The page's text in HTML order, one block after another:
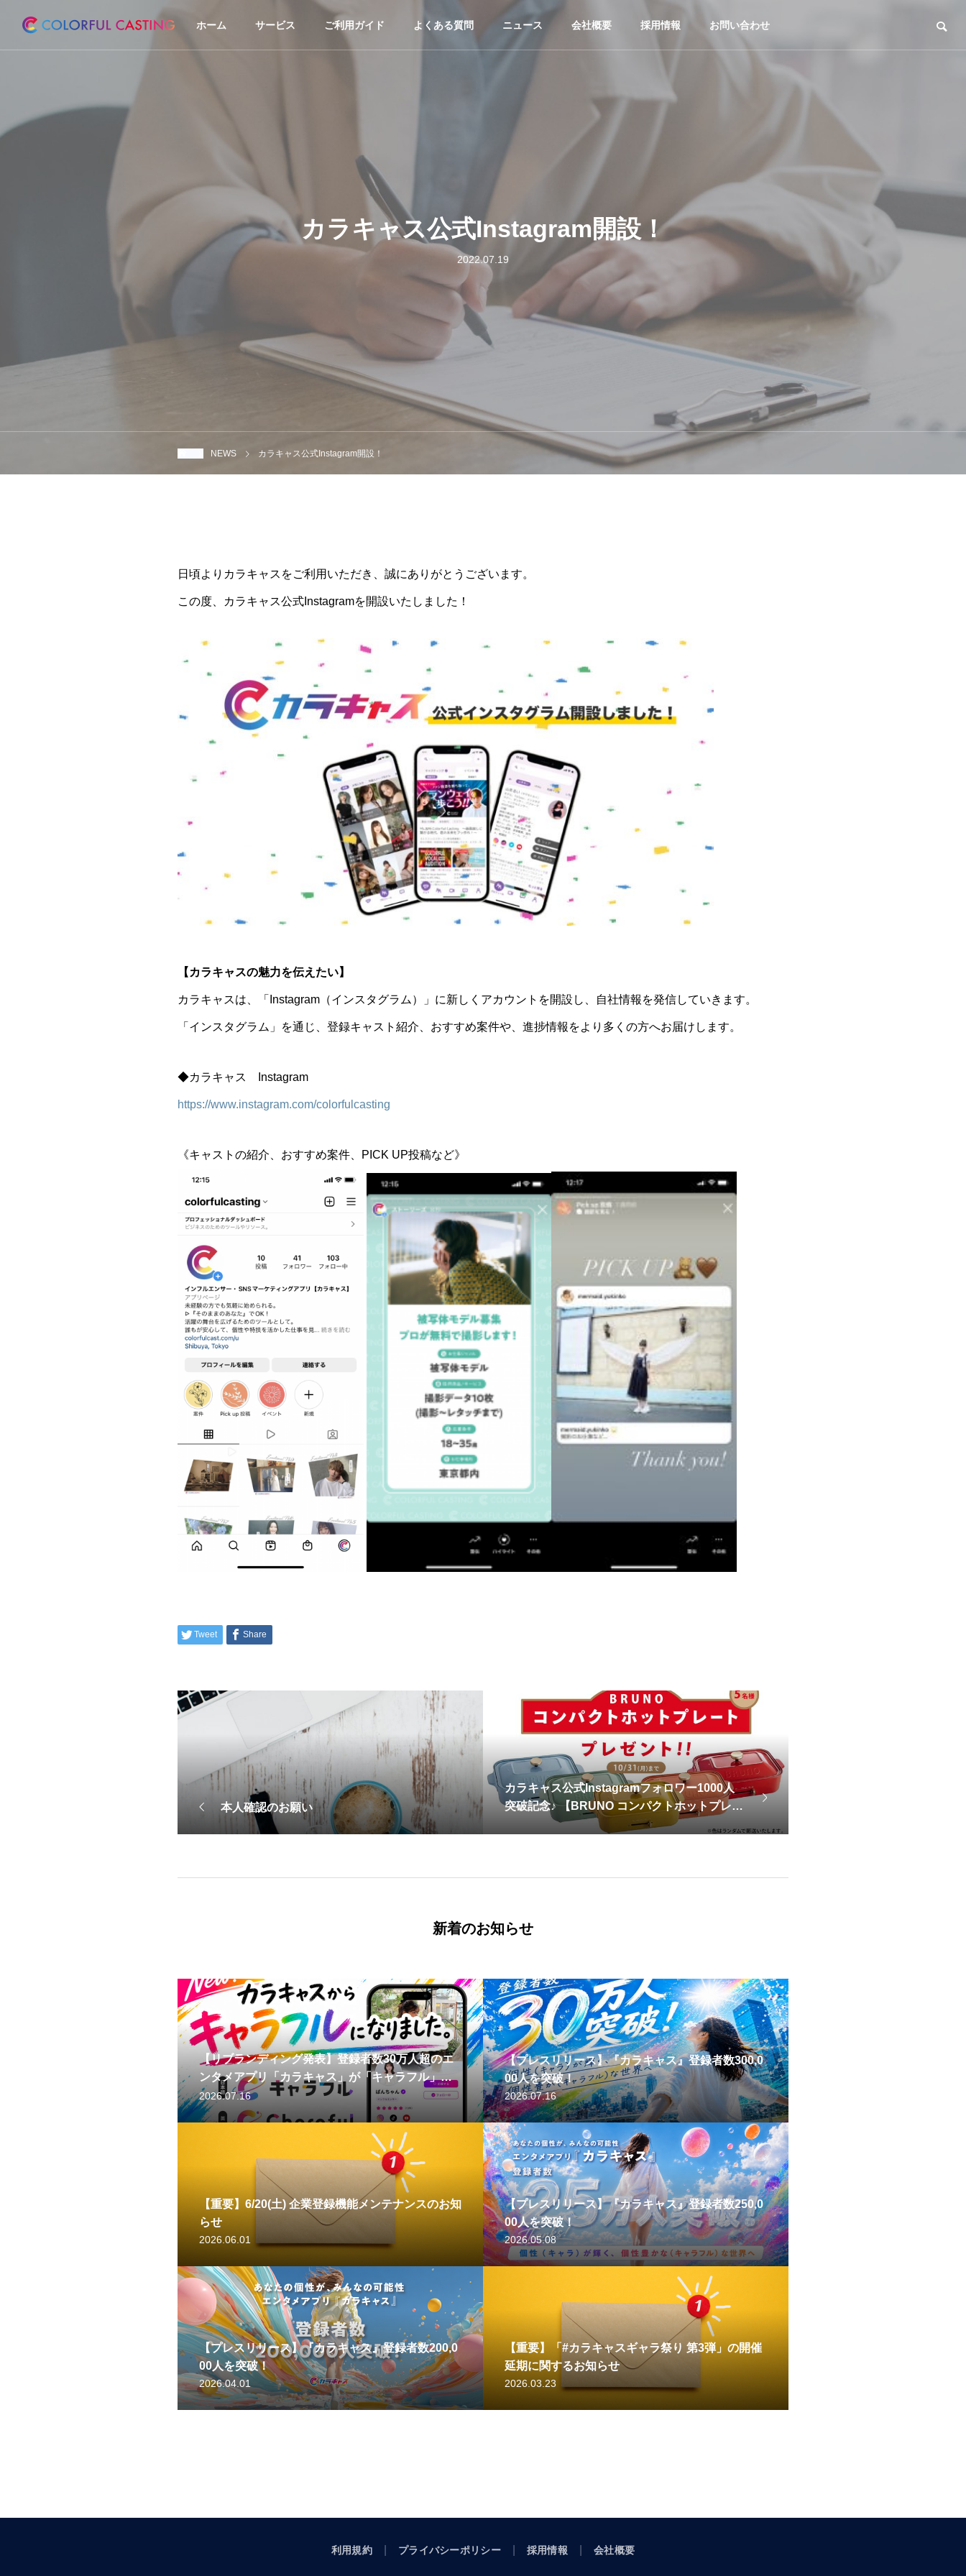
ホーム サービス ご利用ガイド よくある質問 ニュース 会社概要 採用情報 お問い合わせ
カラキャス公式Instagram開設！
2022.07.19
NEWS カラキャス公式Instagram開設！
日頃よりカラキャスをご利用いただき、誠にありがとうございます。
この度、カラキャス公式Instagramを開設いたしました！
【カラキャスの魅力を伝えたい】
カラキャスは、「Instagram（インスタグラム）」に新しくアカウントを開設し、自社情報を発信していきます。
「インスタグラム」を通じ、登録キャスト紹介、おすすめ案件や、進捗情報をより多くの方へお届けします。
◆カラキャス Instagram
https://www.instagram.com/colorfulcasting
《キャストの紹介、おすすめ案件、PICK UP投稿など》
Tweet Share
本人確認のお願い
カラキャス公式Instagramフォロワー1000人
突破記念♪ 【BRUNO コンパクトホットプレー
トプレゼントキャンペーン！】
新着のお知らせ
【リブランディング発表】登録者数30万人超のエ
ンタメアプリ「カラキャス」が「キャラフル」
へ。
2026.07.16
【プレスリリース】『カラキャス』登録者数300,0
00人を突破！
2026.07.16
【重要】6/20(土) 企業登録機能メンテナンスのお知
らせ
2026.06.01
【プレスリリース】『カラキャス』登録者数250,0
00人を突破！
2026.05.08
【プレスリリース】『カラキャス』登録者数200,0
00人を突破！
2026.04.01
【重要】「#カラキャスギャラ祭り 第3弾」の開催
延期に関するお知らせ
2026.03.23
利用規約 プライバシーポリシー 採用情報 会社概要